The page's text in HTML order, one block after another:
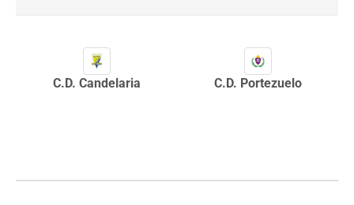
C.D. Candelaria C.D. Portezuelo